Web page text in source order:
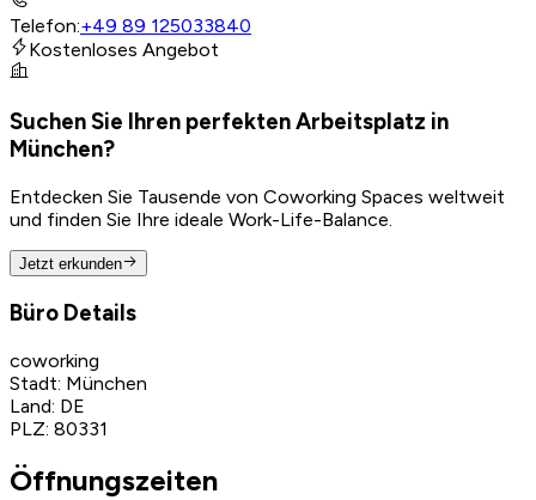
Telefon:+49 89 125033840
Kostenloses Angebot
Suchen Sie Ihren perfekten Arbeitsplatz in
München?
Entdecken Sie Tausende von Coworking Spaces weltweit
und finden Sie Ihre ideale Work-Life-Balance.
Jetzt erkunden
Büro Details
coworking
Stadt: München
Land: DE
PLZ: 80331
Öffnungszeiten